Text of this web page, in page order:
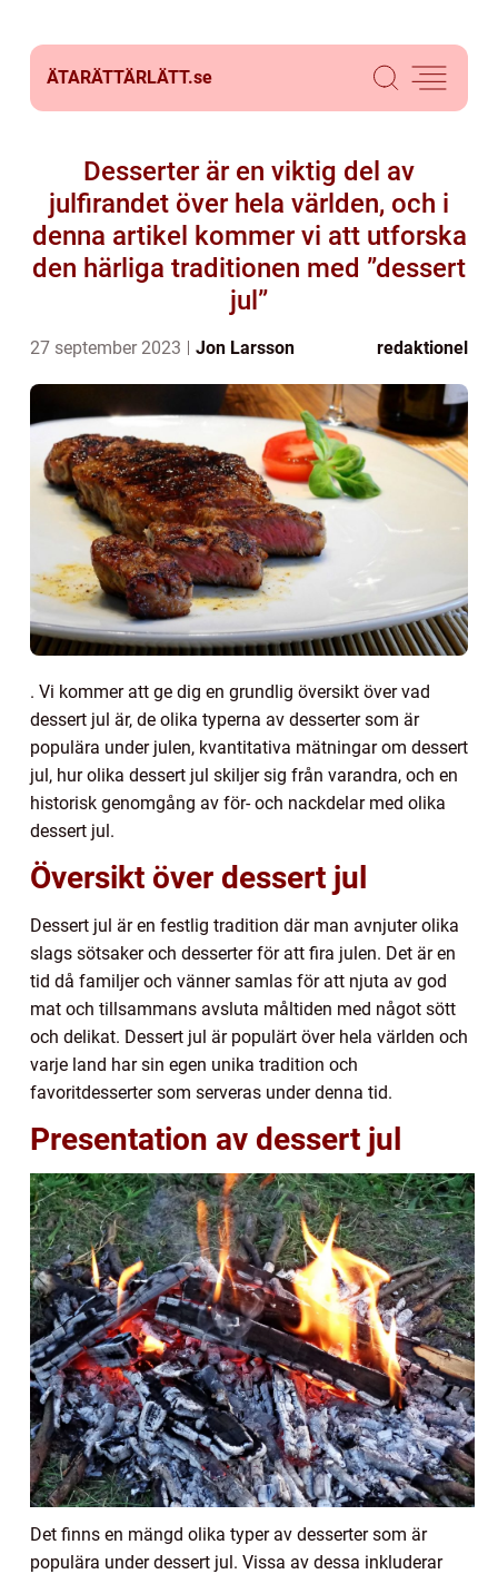
ÄTARÄTTÄRLÄTT.se
Desserter är en viktig del av
julfirandet över hela världen, och i
denna artikel kommer vi att utforska
den härliga traditionen med ”dessert
jul”
27 september 2023 Jon Larsson redaktionel
. Vi kommer att ge dig en grundlig översikt över vad
dessert jul är, de olika typerna av desserter som är
populära under julen, kvantitativa mätningar om dessert
jul, hur olika dessert jul skiljer sig från varandra, och en
historisk genomgång av för- och nackdelar med olika
dessert jul.
Översikt över dessert jul
Dessert jul är en festlig tradition där man avnjuter olika
slags sötsaker och desserter för att fira julen. Det är en
tid då familjer och vänner samlas för att njuta av god
mat och tillsammans avsluta måltiden med något sött
och delikat. Dessert jul är populärt över hela världen och
varje land har sin egen unika tradition och
favoritdesserter som serveras under denna tid.
Presentation av dessert jul
Det finns en mängd olika typer av desserter som är
populära under dessert jul. Vissa av dessa inkluderar